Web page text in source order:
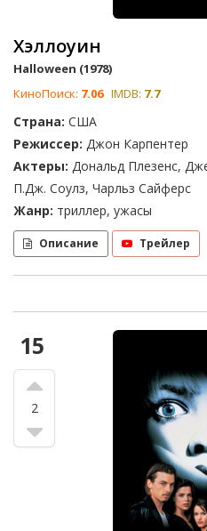
Хэллоуин
Halloween (1978)
КиноПоиск: 7.06 IMDB: 7.7
Страна: США
Режиссер: Джон Карпентер
Актеры: Дональд Плезенс,
П.Дж. Соулз, Чарльз Сайферс
Жанр: триллер, ужасы
Описание Трейлер
15
2